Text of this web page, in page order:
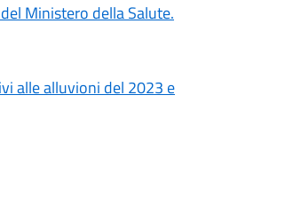
Ministero della Salute.
alle alluvioni del 2023 e